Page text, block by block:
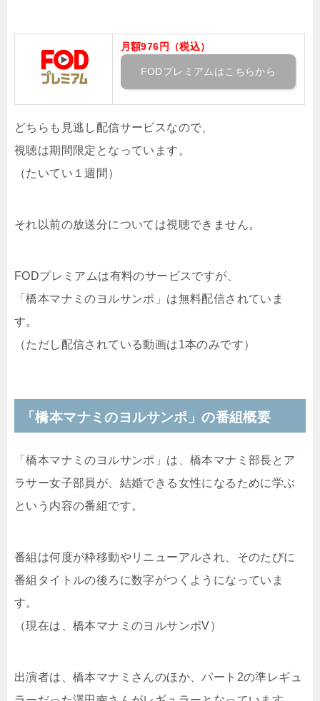
月額976円（税込）
FODプレミアムはこちらから
どちらも見逃し配信サービスなので、
視聴は期間限定となっています。
（たいてい１週間）
それ以前の放送分については視聴できません。
FODプレミアムは有料のサービスですが、
「橋本マナミのヨルサンポ」は無料配信されていま
す。
（ただし配信されている動画は1本のみです）
「橋本マナミのヨルサンポ」の番組概要
「橋本マナミのヨルサンポ」は、橋本マナミ部長とア
ラサー女子部員が、結婚できる女性になるために学ぶ
という内容の番組です。
番組は何度が枠移動やリニューアルされ、そのたびに
番組タイトルの後ろに数字がつくようになっていま
す。
（現在は、橋本マナミのヨルサンポV）
出演者は、橋本マナミさんのほか、パート2の準レギュ